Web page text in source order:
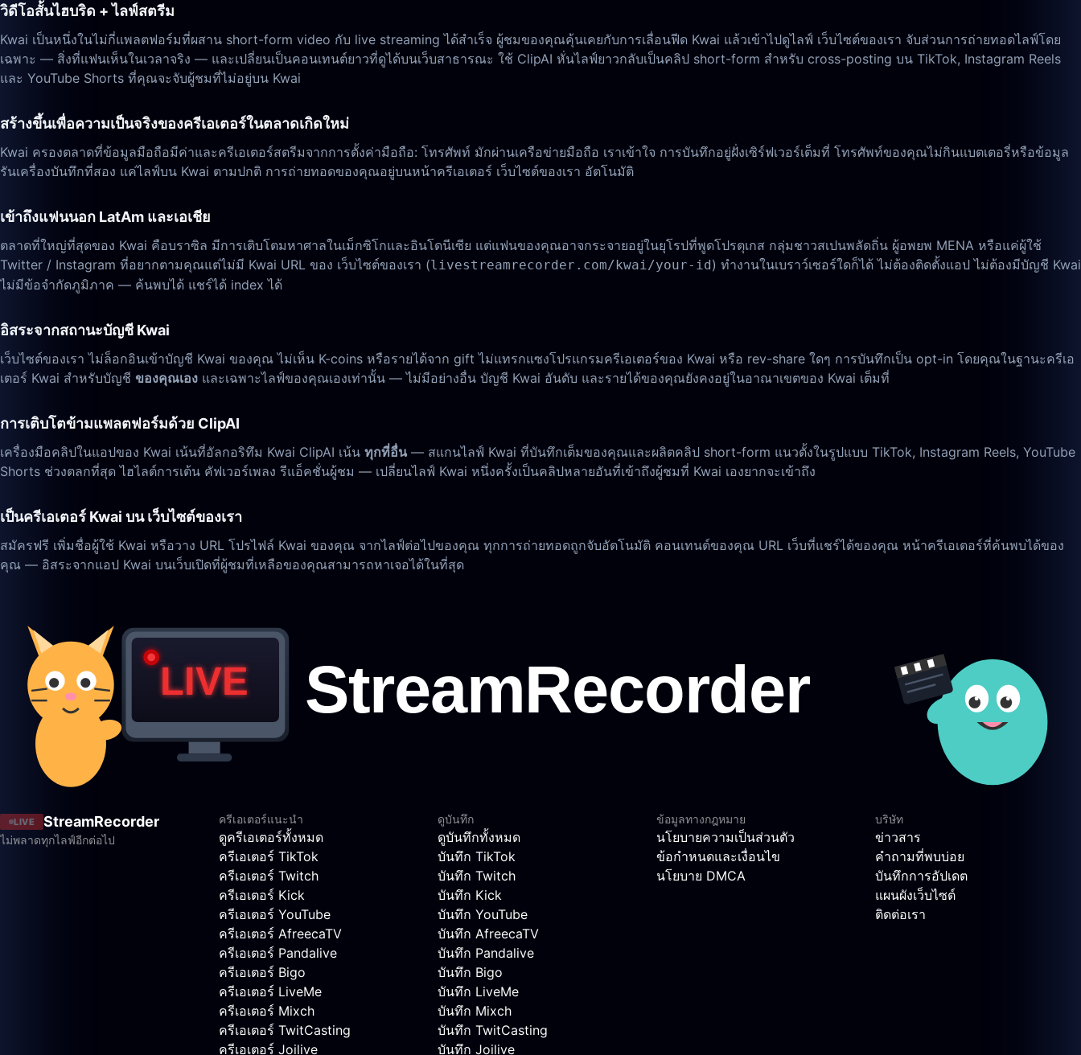
วิดีโอสั้นไฮบริด + ไลฟ์สตรีม
Kwai เป็นหนึ่งในไม่กี่แพลตฟอร์มที่ผสาน short-form video กับ live streaming ได้สำเร็จ ผู้ชมของคุณคุ้นเคยกับการเลื่อนฟีด Kwai แล้วเข้าไปดูไลฟ์ เว็บไซต์ของเรา จับส่วนการถ่ายทอดไลฟ์โดย
เฉพาะ — สิ่งที่แฟนเห็นในเวลาจริง — และเปลี่ยนเป็นคอนเทนต์ยาวที่ดูได้บนเว็บสาธารณะ ใช้ ClipAI หั่นไลฟ์ยาวกลับเป็นคลิป short-form สำหรับ cross-posting บน TikTok, Instagram Reels
และ YouTube Shorts ที่คุณจะจับผู้ชมที่ไม่อยู่บน Kwai
สร้างขึ้นเพื่อความเป็นจริงของครีเอเตอร์ในตลาดเกิดใหม่
Kwai ครองตลาดที่ข้อมูลมือถือมีค่าและครีเอเตอร์สตรีมจากการตั้งค่ามือถือ: โทรศัพท์ มักผ่านเครือข่ายมือถือ เราเข้าใจ การบันทึกอยู่ฝั่งเซิร์ฟเวอร์เต็มที่ โทรศัพท์ของคุณไม่กินแบตเตอรี่หรือข้อมูล
รันเครื่องบันทึกที่สอง แค่ไลฟ์บน Kwai ตามปกติ การถ่ายทอดของคุณอยู่บนหน้าครีเอเตอร์ เว็บไซต์ของเรา อัตโนมัติ
เข้าถึงแฟนนอก LatAm และเอเชีย
ตลาดที่ใหญ่ที่สุดของ Kwai คือบราซิล มีการเติบโตมหาศาลในเม็กซิโกและอินโดนีเซีย แต่แฟนของคุณอาจกระจายอยู่ในยุโรปที่พูดโปรตุเกส กลุ่มชาวสเปนพลัดถิ่น ผู้อพยพ MENA หรือแค่ผู้ใช้
Twitter / Instagram ที่อยากตามคุณแต่ไม่มี Kwai URL ของ เว็บไซต์ของเรา (livestreamrecorder.com/kwai/your-id ) ทำงานในเบราว์เซอร์ใดก็ได้ ไม่ต้องติดตั้งแอป ไม่ต้องมีบัญชี Kwai
ไม่มีข้อจำกัดภูมิภาค — ค้นพบได้ แชร์ได้ index ได้
อิสระจากสถานะบัญชี Kwai
เว็บไซต์ของเรา ไม่ล็อกอินเข้าบัญชี Kwai ของคุณ ไม่เห็น K-coins หรือรายได้จาก gift ไม่แทรกแซงโปรแกรมครีเอเตอร์ของ Kwai หรือ rev-share ใดๆ การบันทึกเป็น opt-in โดยคุณในฐานะครีเอ
เตอร์ Kwai สำหรับบัญชี ของคุณเอง และเฉพาะไลฟ์ของคุณเองเท่านั้น — ไม่มีอย่างอื่น บัญชี Kwai อันดับ และรายได้ของคุณยังคงอยู่ในอาณาเขตของ Kwai เต็มที่
การเติบโตข้ามแพลตฟอร์มด้วย ClipAI
เครื่องมือคลิปในแอปของ Kwai เน้นที่อัลกอริทึม Kwai ClipAI เน้น ทุกที่อื่น— สแกนไลฟ์ Kwai ที่บันทึกเต็มของคุณและผลิตคลิป short-form แนวตั้งในรูปแบบ TikTok, Instagram Reels, YouTube
Shorts ช่วงตลกที่สุด ไฮไลต์การเต้น คัฟเวอร์เพลง รีแอ็คชั่นผู้ชม — เปลี่ยนไลฟ์ Kwai หนึ่งครั้งเป็นคลิปหลายอันที่เข้าถึงผู้ชมที่ Kwai เองยากจะเข้าถึง
เป็นครีเอเตอร์ Kwai บน เว็บไซต์ของเรา
สมัครฟรี เพิ่มชื่อผู้ใช้ Kwai หรือวาง URL โปรไฟล์ Kwai ของคุณ จากไลฟ์ต่อไปของคุณ ทุกการถ่ายทอดถูกจับอัตโนมัติ คอนเทนต์ของคุณ URL เว็บที่แชร์ได้ของคุณ หน้าครีเอเตอร์ที่ค้นพบได้ของ
คุณ — อิสระจากแอป Kwai บนเว็บเปิดที่ผู้ชมที่เหลือของคุณสามารถหาเจอได้ในที่สุด
LIVE StreamRecorder
ไม่พลาดทุกไลฟ์อีกต่อไป
ครีเอเตอร์แนะนำ
ดูครีเอเตอร์ทั้งหมด
ครีเอเตอร์ TikTok
ครีเอเตอร์ Twitch
ครีเอเตอร์ Kick
ครีเอเตอร์ YouTube
ครีเอเตอร์ AfreecaTV
ครีเอเตอร์ Pandalive
ครีเอเตอร์ Bigo
ครีเอเตอร์ LiveMe
ครีเอเตอร์ Mixch
ครีเอเตอร์ TwitCasting
ครีเอเตอร์ Joilive
ดูบันทึก
ดูบันทึกทั้งหมด
บันทึก TikTok
บันทึก Twitch
บันทึก Kick
บันทึก YouTube
บันทึก AfreecaTV
บันทึก Pandalive
บันทึก Bigo
บันทึก LiveMe
บันทึก Mixch
บันทึก TwitCasting
บันทึก Joilive
ข้อมูลทางกฎหมาย
นโยบายความเป็นส่วนตัว
ข้อกำหนดและเงื่อนไข
นโยบาย DMCA
บริษัท
ข่าวสาร
คำถามที่พบบ่อย
บันทึกการอัปเดต
แผนผังเว็บไซต์
ติดต่อเรา